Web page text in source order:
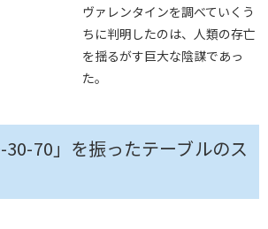
ヴァレンタインを調べていくう
ちに判明したのは、人類の存亡
を揺るがす巨大な陰謀であっ
た。
70」を振ったテーブルのス